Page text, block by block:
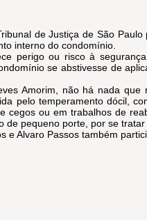
de Justiça de São
interno do condomínio.
perigo ou risco à s
se abstivesse de
Amorim, não há nada
pelo temperamento dócil,
cegos ou em trabalhos de
pequeno porte, por se
e Alvaro Passos também